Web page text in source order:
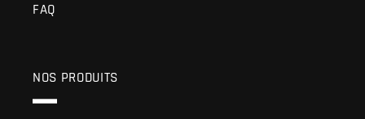
FAQ
NOS PRODUITS